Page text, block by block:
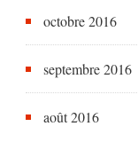
octobre 2016
septembre 2016
août 2016